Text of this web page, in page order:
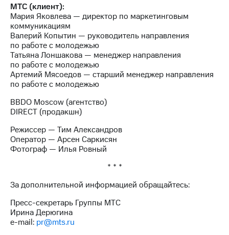
МТС (клиент):
Мария Яковлева — директор по маркетинговым
коммуникациям
Валерий Копытин — руководитель направления
по работе с молодежью
Татьяна Лоншакова — менеджер направления
по работе с молодежью
Артемий Мясоедов — старший менеджер направления
по работе с молодежью
BBDO Moscow (агентство)
DIRECT (продакшн)
Режиссер — Тим Александров
Оператор — Арсен Саркисян
Фотограф — Илья Ровный
* * *
За дополнительной информацией обращайтесь:
Пресс-секретарь Группы МТС
Ирина Дерюгина
e-mail: pr@mts.ru